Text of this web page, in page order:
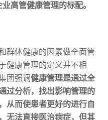
高管健康管理的标配。
群体健康的因素做全面管
健康管理的定义并不相
团强调健康管理是通过全
过分析，找出影响管理的
从而使患者更好的进行自
无法直接医治病症，但其